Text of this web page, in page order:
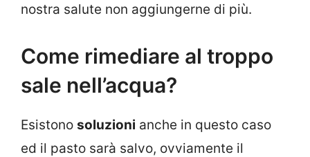
nostra salute non aggiungerne di più.
Come rimediare al troppo
sale nell’acqua?
Esistono soluzioni anche in questo caso
ed il pasto sarà salvo, ovviamente il